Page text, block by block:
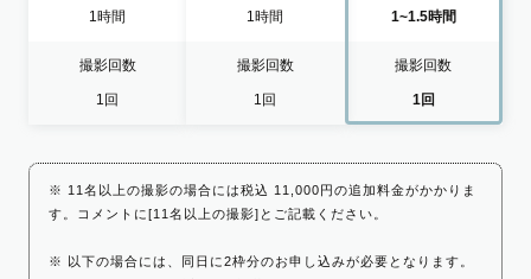
1時間
撮影回数
1回
1時間
撮影回数
1回
1~1.5時間
撮影回数
1回
※ 11名以上の撮影の場合には税込 11,000円の追加料金がかかりま
す。コメントに[11名以上の撮影]とご記載ください。
※ 以下の場合には、同日に2枠分のお申し込みが必要となります。